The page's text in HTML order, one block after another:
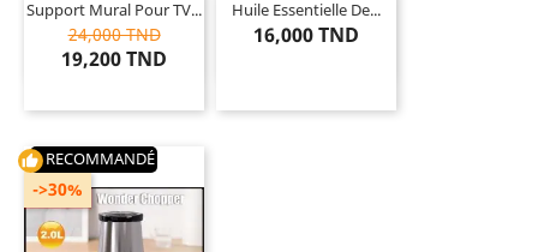
Support Mural Pour TV...
24,000 TND
19,200 TND
Huile Essentielle De...
16,000 TND
thumb_up RECOMMANDÉ
->30%